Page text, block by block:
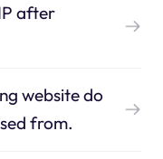
after
website do
from.